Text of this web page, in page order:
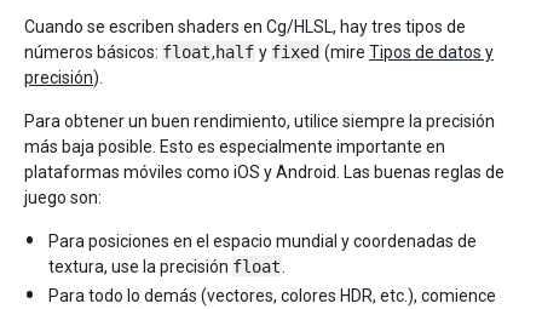
Cuando se escriben shaders en Cg/HLSL, hay tres tipos de
números básicos: float,half y fixed (mire Tipos de datos y
precisión).
Para obtener un buen rendimiento, utilice siempre la precisión
más baja posible. Esto es especialmente importante en
plataformas móviles como iOS y Android. Las buenas reglas de
juego son:
Para posiciones en el espacio mundial y coordenadas de
textura, use la precisión float
Para todo lo demás (vectores, colores HDR, etc.), comience